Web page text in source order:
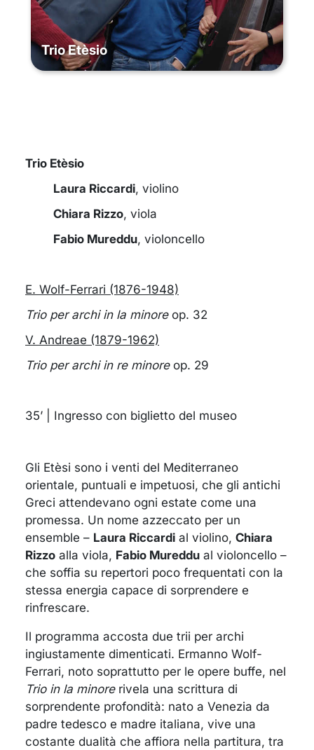
Trio Etèsio
Trio Etèsio
Laura Riccardi, violino
Chiara Rizzo, viola
Fabio Mureddu, violoncello
E. Wolf-Ferrari (1876-1948)
Trio per archi in la minoreop. 32
V. Andreae (1879-1962)
Trio per archi in re minore op. 29
35’ | Ingresso con biglietto del museo
Gli Etèsi sono i venti del Mediterraneo
orientale, puntuali e impetuosi, che gli antichi
Greci attendevano ogni estate come una
promessa. Un nome azzeccato per un
ensemble – Laura Riccardi al violino, Chiara
Rizzo alla viola, Fabio Mureddu al violoncello –
che soffia su repertori poco frequentati con la
stessa energia capace di sorprendere e
rinfrescare.
Il programma accosta due trii per archi
ingiustamente dimenticati. Ermanno Wolf-
Ferrari, noto soprattutto per le opere buffe, nel
Trio in la minorerivela una scrittura di
sorprendente profondità: nato a Venezia da
padre tedesco e madre italiana, vive una
costante dualità che affiora nella partitura, tra